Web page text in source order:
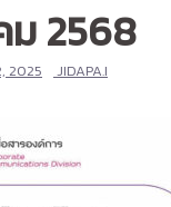
ม 2568
2025 JIDAPA.I